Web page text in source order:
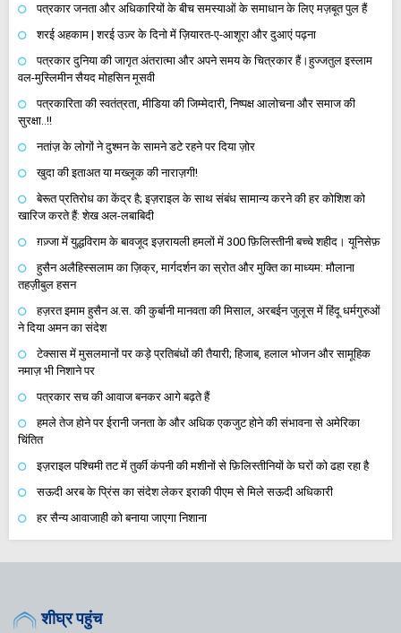
पत्रकार जनता और अधिकारियों के बीच समस्याओं के समाधान के लिए मज़बूत पुल हैं
शरई अहकाम | शरई उज़्र के दिनो में ज़ियारत-ए-आशूरा और दुआएं पढ़ना
पत्रकार दुनिया की जागृत अंतरात्मा और अपने समय के चित्रकार हैं।हुज्जतुल इस्लाम
वल-मुस्लिमीन सैयद मोहसिन मूसवी
पत्रकारिता की स्वतंत्रता, मीडिया की जिम्मेदारी, निष्पक्ष आलोचना और समाज की
सुरक्षा..!!
नतांज़ के लोगों ने दुश्मन के सामने डटे रहने पर दिया ज़ोर
खुदा की इताअत या मख्लूक की नाराज़गी!
बेरूत प्रतिरोध का केंद्र है; इज़राइल के साथ संबंध सामान्य करने की हर कोशिश को
खारिज करते हैं: शेख अल-लबाबिदी
ग़ज़्जा में युद्धविराम के बावजूद इज़रायली हमलों में 300 फ़िलिस्तीनी बच्चे शहीद। यूनिसेफ़
हुसैन अलैहिस्सलाम का ज़िक्र, मार्गदर्शन का स्रोत और मुक्ति का माध्यम: मौलाना
तहज़ीबुल हसन
हज़रत इमाम हुसैन अ.स. की कुर्बानी मानवता की मिसाल, अरबईन जुलूस में हिंदू धर्मगुरुओं
ने दिया अमन का संदेश
टेक्सास में मुसलमानों पर कड़े प्रतिबंधों की तैयारी; हिजाब, हलाल भोजन और सामूहिक
नमाज़ भी निशाने पर
पत्रकार सच की आवाज बनकर आगे बढ़ते हैं
हमले तेज होने पर ईरानी जनता के और अधिक एकजुट होने की संभावना से अमेरिका
चिंतित
इज़राइल पश्चिमी तट में तुर्की कंपनी की मशीनों से फ़िलिस्तीनियों के घरों को ढहा रहा है
सऊदी अरब के प्रिंस का संदेश लेकर इराकी पीएम से मिले सऊदी अधिकारी
हर सैन्य आवाजाही को बनाया जाएगा निशाना
शीघ्र पहुंच